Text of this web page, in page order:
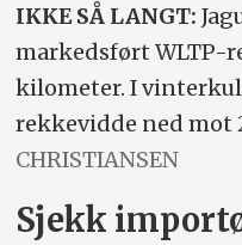
IKKE SÅ LANGT:
markedsført WLTP-
kilometer. I
rekkevidde ned mot
CHRISTIANSEN
Sjekk